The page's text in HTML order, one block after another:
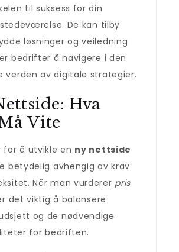
til suksess for din
De kan tilby
løsninger og veiledning
bedrifter å navigere i den
verden av digitale strategier.
Hva
Vite
for å utvikle en ny nettside
betydelig avhengig av krav
Når man vurderer pris
det viktig å balansere
og de nødvendige
for bedriften.